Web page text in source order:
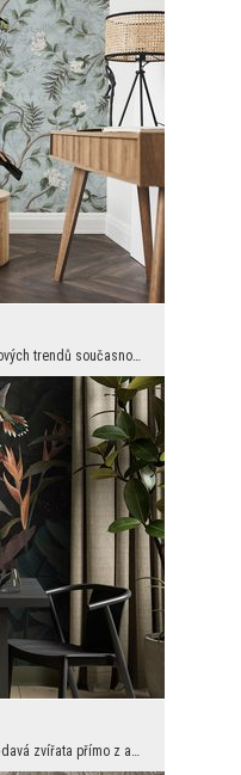
Jedním z nejmódnějších interiérových trendů současnosti jsou všechny odkazy na přírodu. Vážíme si...
Do dětského pokoje nakukují zvědavá zvířata přímo z afrického safari. Jsou uspořádány poměrně při...